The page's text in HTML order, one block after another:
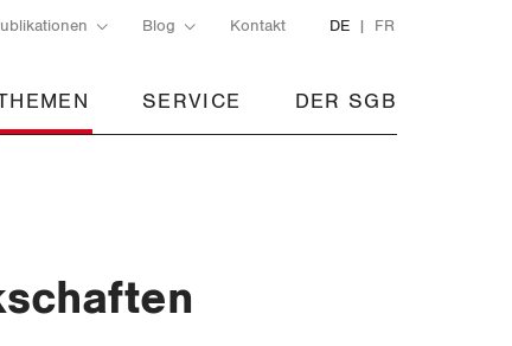
Blog Kontakt DE FR
SERVICE DER SGB